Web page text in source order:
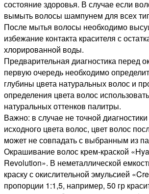
состояние здоровья. В случае если
вымыть волосы шампунем для всех
После мытья волосы необходимо
избежание контакта красителя с
хлорированной воды.
Предварительная диагностика перед
первую очередь необходимо
глубины цвета натуральных волос и
определения цвета волос
натуральных оттенков палитры.
Важно: в случае не точной
исходного цвета волос, цвет волос
может не совпадать с выбранным из
Окрашивание волос крем-краской
Revolution». В неметаллической
краску с окислительной эмульсией
пропорции 1:1,5, например, 50 гр